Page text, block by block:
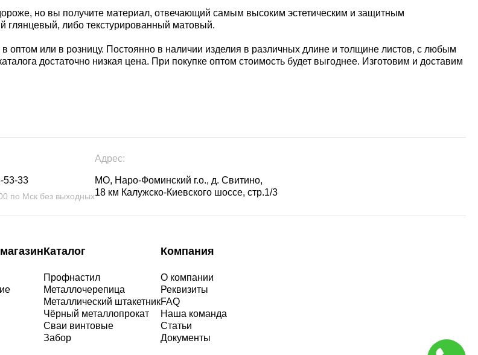
но вы получите материал, отвечающий самым высоким эстетическим и защитным
глянцевый, либо текстурированный матовый.
оптом или в розницу. Постоянно в наличии изделия в различных длине и толщине листов, с любым
достаточно низкая цена. При покупке оптом стоимость будет выгоднее. Изготовим и доставим
53-33
по Мск без выходных
Адрес:
МО, Наро-Фоминский г.о., д. Свитино,
18 км Калужско-Киевского шоссе, стр.1/3
Каталог
Профнастил
Металлочерепица
Металлический штакетник
Чёрный металлопрокат
Сваи винтовые
Забор
Компания
О компании
Реквизиты
FAQ
Наша команда
Статьи
Документы